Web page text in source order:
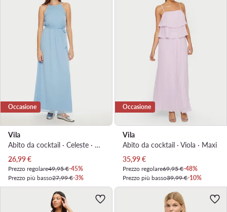
Occasione
Vila
Abito da cocktail · Celeste · Maxi
Prezzo attuale
26,99€
Prezzo regolare49,95 €-45%
Prezzo più basso27,99 €-3%
Occasione
Vila
Abito da cocktail · Viola · Maxi
Prezzo attuale
35,99€
Prezzo regolare69,95 €-48%
Prezzo più basso39,99 €-10%